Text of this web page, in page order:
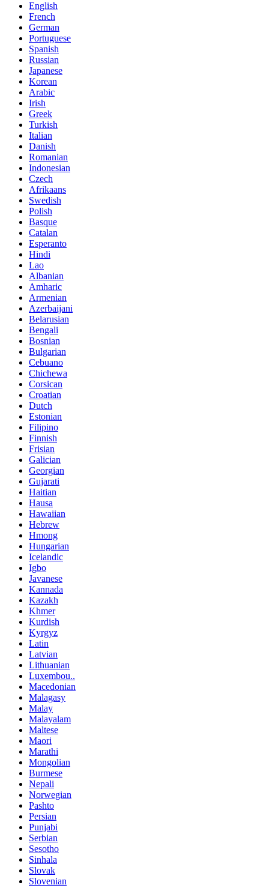
English
French
German
Portuguese
Spanish
Russian
Japanese
Korean
Arabic
Irish
Greek
Turkish
Italian
Danish
Romanian
Indonesian
Czech
Afrikaans
Swedish
Polish
Basque
Catalan
Esperanto
Hindi
Lao
Albanian
Amharic
Armenian
Azerbaijani
Belarusian
Bengali
Bosnian
Bulgarian
Cebuano
Chichewa
Corsican
Croatian
Dutch
Estonian
Filipino
Finnish
Frisian
Galician
Georgian
Gujarati
Haitian
Hausa
Hawaiian
Hebrew
Hmong
Hungarian
Icelandic
Igbo
Javanese
Kannada
Kazakh
Khmer
Kurdish
Kyrgyz
Latin
Latvian
Lithuanian
Luxembou..
Macedonian
Malagasy
Malay
Malayalam
Maltese
Maori
Marathi
Mongolian
Burmese
Nepali
Norwegian
Pashto
Persian
Punjabi
Serbian
Sesotho
Sinhala
Slovak
Slovenian